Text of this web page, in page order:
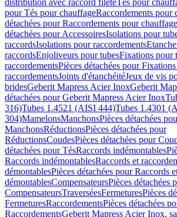
distribution avec raccord filetéTés pour
pour Tés pour chauffageRaccordements pour
détachées pour Raccordements pour chauffage
détachées pour AccessoiresIsolations pour
raccordsIsolations pour raccordements
raccordsEnjoliveurs pour tubesFixations pour
raccordementsPièces détachées pour
raccordementsJoints d'étanchéitéJeux de vis
bridesGeberit Mapress Acier InoxGeberit
détachées pour Geberit Mapress Acier Inox
316)Tubes 1.4521 (AISI 444)Tubes 1.4301
304)MamelonsManchonsPièces détachées
ManchonsRéductionsPièces détachées pour
RéductionsCoudesPièces détachées pour
détachées pour TésRaccords indémontables
Raccords indémontablesRaccords et
démontablesPièces détachées pour Raccords
démontablesCompensateursPièces détachées
CompensateursTraverséesFermeturesPièces
FermeturesRaccordementsPièces détachées
RaccordementsGeberit Mapress Acier Inox,